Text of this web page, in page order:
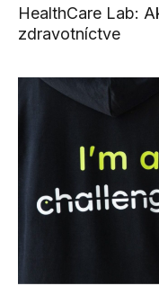
HealthCare Lab:
zdravotníctve